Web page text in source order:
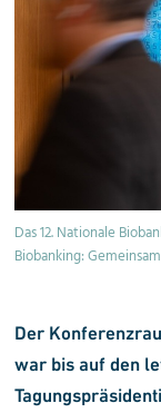
Das 12. Nationale
Biobanking:
Der
war bis auf den